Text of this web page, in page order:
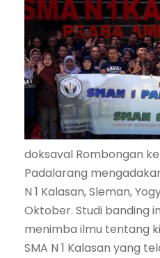
doksaval Rombongan
Padalarang
N 1 Kalasan, Sleman,
Oktober. Studi banding
menimba ilmu tentang
SMA N 1 Kalasan yang